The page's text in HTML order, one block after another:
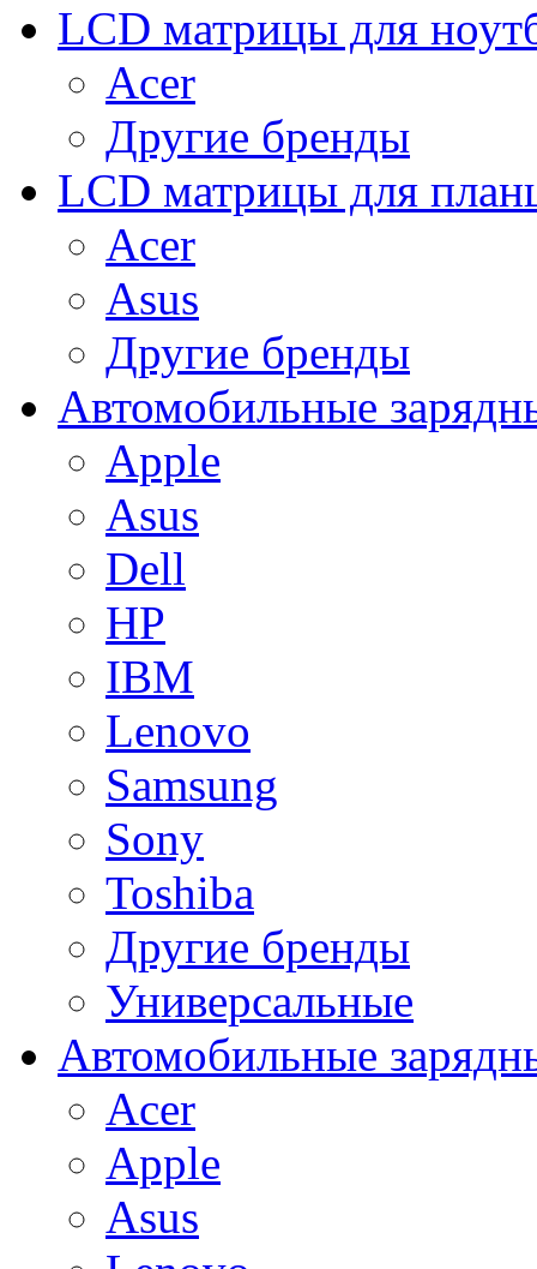
LCD матрицы для
Acer
Другие бренды
LCD матрицы для
Acer
Asus
Другие бренды
Автомобильные
Apple
Asus
Dell
HP
IBM
Lenovo
Samsung
Sony
Toshiba
Другие бренды
Универсальные
Автомобильные
Acer
Apple
Asus